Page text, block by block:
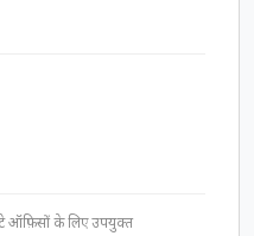
ऑफ़िसों के लिए उपयुक्त